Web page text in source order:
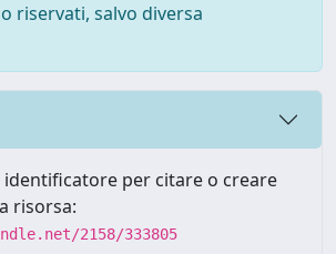
riservati, salvo diversa
identificatore per citare o creare
risorsa:
2158/333805